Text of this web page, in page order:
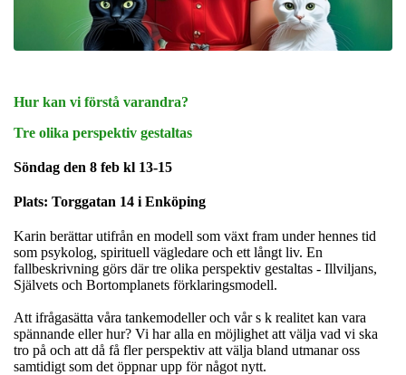
Hur kan vi förstå varandra?
Tre olika perspektiv gestaltas
Söndag den 8 feb kl 13-15
Plats: Torggatan 14 i Enköping
Karin berättar utifrån en modell som växt fram under hennes tid
som psykolog, spirituell vägledare och ett långt liv. En
fallbeskrivning görs där tre olika perspektiv gestaltas - Illviljans,
Självets och Bortomplanets förklaringsmodell.
Att ifrågasätta våra tankemodeller och vår s k realitet kan vara
spännande eller hur? Vi har alla en möjlighet att välja vad vi ska
tro på och att då få fler perspektiv att välja bland utmanar oss
samtidigt som det öppnar upp för något nytt.